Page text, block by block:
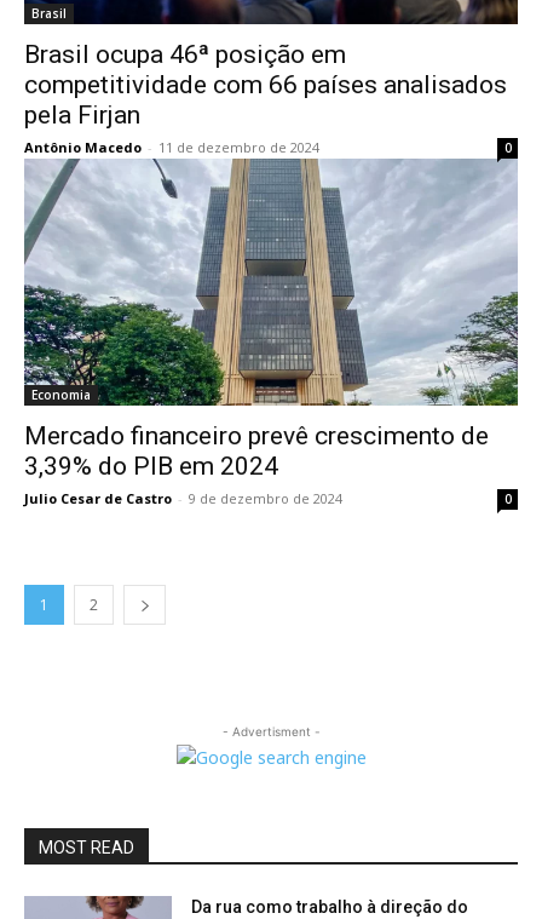
Brasil
Brasil ocupa 46ª posição em
competitividade com 66 países analisados
pela Firjan
Antônio Macedo - 11 de dezembro de 2024 0
Economia
Mercado financeiro prevê crescimento de
3,39% do PIB em 2024
Julio Cesar de Castro - 9 de dezembro de 2024 0
1 2
- Advertisment -
MOST READ
Da rua como trabalho à direção do